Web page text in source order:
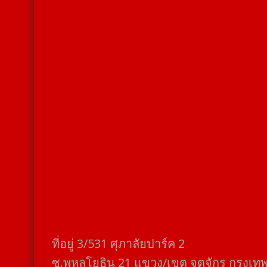
ที่อยู่​ 3/531​ ศุภาลัยปาร์ค​ 2
ซ.พหลโยธิน​ 21​ แขวง/เขต​ จตุจักร​ กรุงเท